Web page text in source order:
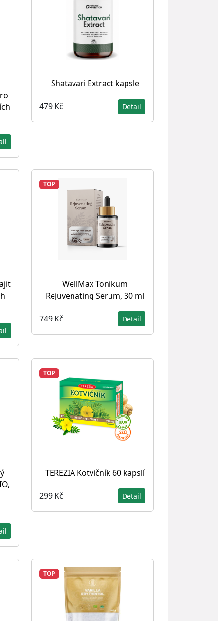
Shatavari Extract kapsle
479 Kč Detail
TOP
WellMax Tonikum
Rejuvenating Serum, 30 ml
749 Kč Detail
TOP
TEREZIA Kotvičník 60 kapslí
299 Kč Detail
TOP